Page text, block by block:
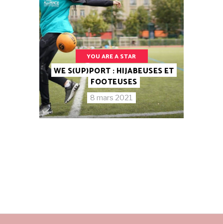
YOU ARE A STAR
WE S(UP)PORT : HIJABEUSES ET
FOOTEUSES
8 mars 2021